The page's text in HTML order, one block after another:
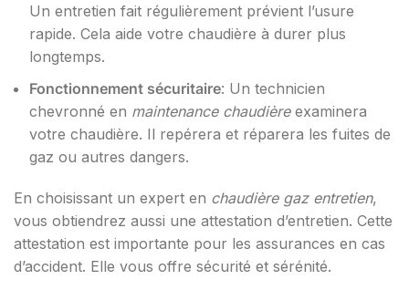
Un entretien fait régulièrement prévient l’usure
rapide. Cela aide votre chaudière à durer plus
longtemps.
Fonctionnement sécuritaire: Un technicien
chevronné en maintenance chaudièreexaminera
votre chaudière. Il repérera et réparera les fuites de
gaz ou autres dangers.
En choisissant un expert en chaudière gaz entretien,
vous obtiendrez aussi une attestation d’entretien. Cette
attestation est importante pour les assurances en cas
d’accident. Elle vous offre sécurité et sérénité.